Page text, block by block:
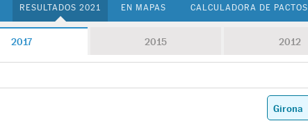
RESULTADOS 2021 EN MAPAS CALCULADORA DE PACTOS
2017 2015 2012